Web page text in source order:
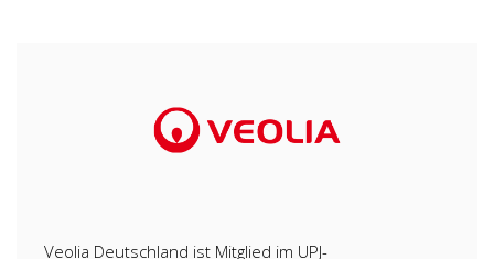
Veolia Deutschland ist Mitglied im UPJ-